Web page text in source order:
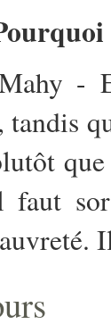
-
tandis
que
faut